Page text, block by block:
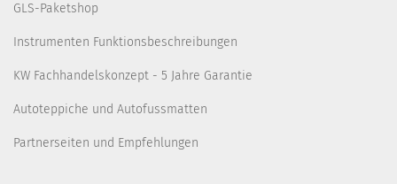
GLS-Paketshop
Instrumenten Funktionsbeschreibungen
KW Fachhandelskonzept - 5 Jahre Garantie
Autoteppiche und Autofussmatten
Partnerseiten und Empfehlungen